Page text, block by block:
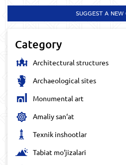
SUGGEST A NEW
Category
Architectural structures
Archaeological sites
Monumental art
Amaliy san‘at
Texnik inshootlar
Tabiat mo‘jizalari